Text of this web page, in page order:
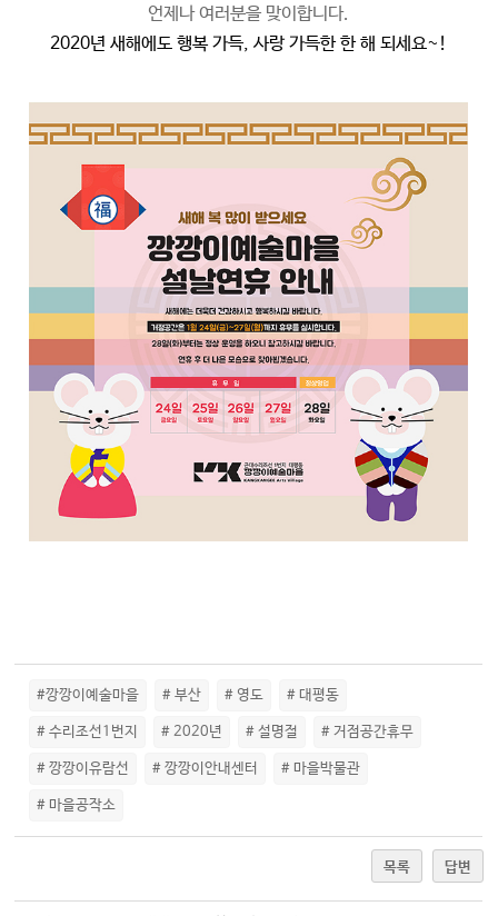
언제나 여러분을 맞이합니다.
2020년 새해에도 행복 가득, 사랑 가득한 한 해 되세요~!
#깡깡이예술마을 # 부산 # 영도 # 대평동
# 수리조선1번지 # 2020년 # 설명절 # 거점공간휴무
# 깡깡이유람선 # 깡깡이안내센터 # 마을박물관
# 마을공작소
목록 답변